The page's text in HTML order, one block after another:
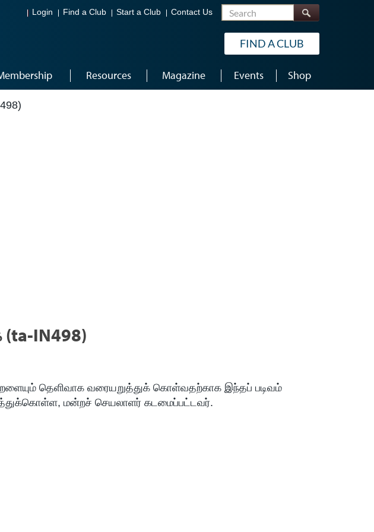
Login Find a Club Start a Club Contact Us Search
FIND A CLUB
Resources Magazine Events Shop
(ta-IN498)
தெளிவாக வரையறுத்துக் கொள்வதற்காக இந்தப் படிவம்
மன்றச் செயலாளர் கடமைப்பட்டவர்.